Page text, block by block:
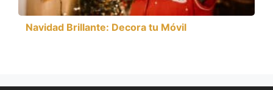
Navidad Brillante: Decora tu Móvil